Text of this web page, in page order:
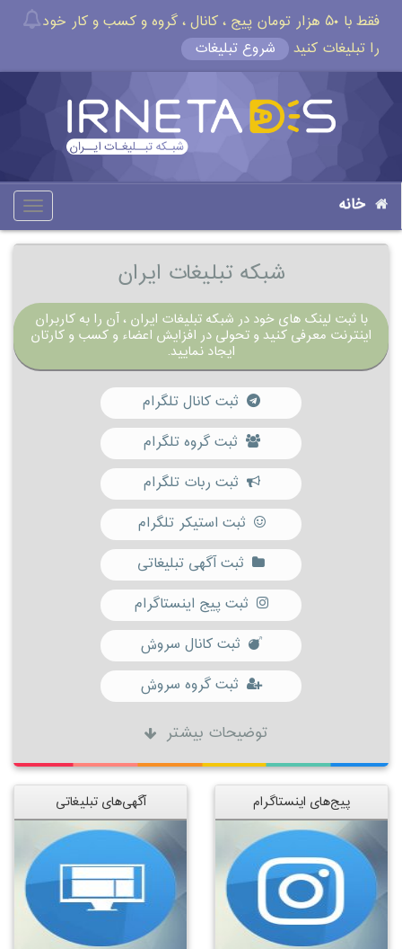
فقط با ۵۰ هزار تومان پیج ، کانال ، گروه و کسب و کار خود
را تبلیغات کنید
شروع تبلیغات
خانه
شبکه تبلیغات ایران
با ثبت لینک های خود در شبکه تبلیغات ایران ، آن را به کاربران
اینترنت معرفی کنید و تحولی در افزایش اعضاء و کسب و کارتان
ایجاد نمایید.
ثبت کانال تلگرام
ثبت گروه تلگرام
ثبت ربات تلگرام
ثبت استیکر تلگرام
ثبت آگهی تبلیغاتی
ثبت پیج اینستاگرام
ثبت کانال سروش
ثبت گروه سروش
توضیحات بیشتر
پیج‌های اینستاگرام آگهی‌های تبلیغاتی